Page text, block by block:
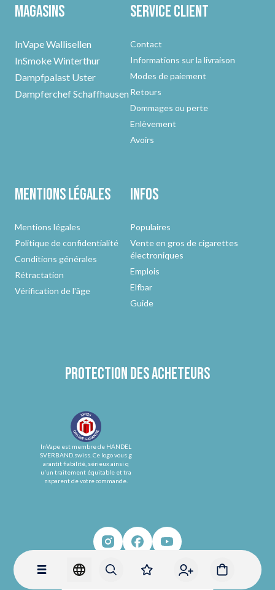
Magasins
InVape Wallisellen
InSmoke Winterthur
Dampfpalast Uster
Dampferchef Schaffhausen
Service client
Contact
Informations sur la livraison
Modes de paiement
Retours
Dommages ou perte
Enlèvement
Avoirs
Mentions légales
Mentions légales
Politique de confidentialité
Conditions générales
Rétractation
Vérification de l'âge
Infos
Populaires
Vente en gros de cigarettes
électroniques
Emplois
Elfbar
Guide
Protection des acheteurs
InVape est membre de HANDEL
SVERBAND.swiss. Ce logo vous g
arantit fiabilité, sérieux ainsi q
u'un traitement équitable et tra
nsparent de votre commande.